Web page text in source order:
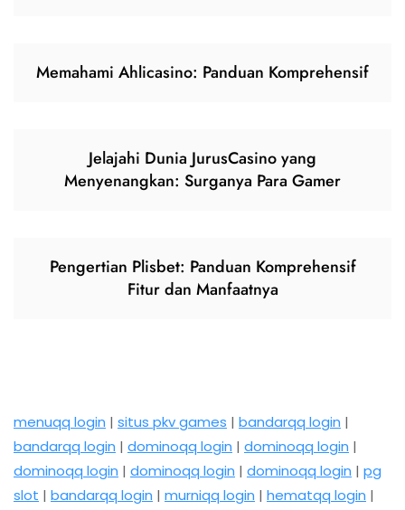
Memahami Ahlicasino: Panduan Komprehensif
Jelajahi Dunia JurusCasino yang
Menyenangkan: Surganya Para Gamer
Pengertian Plisbet: Panduan Komprehensif
Fitur dan Manfaatnya
menuqq login | situs pkv games | bandarqq login |
bandarqq login | dominoqq login | dominoqq login |
dominoqq login | dominoqq login | dominoqq login | pg
slot | bandarqq login | murniqq login | hematqq login |